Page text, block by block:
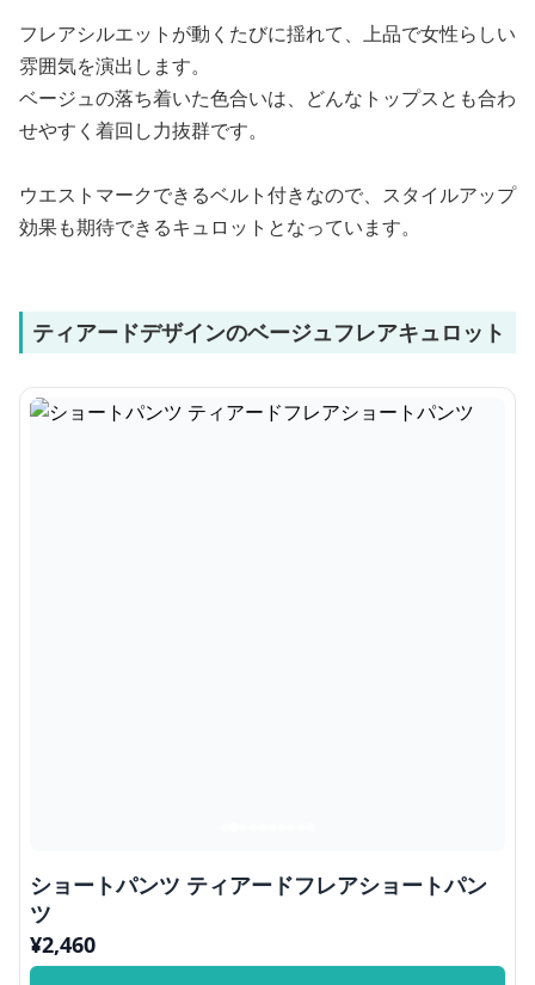
フレアシルエットが動くたびに揺れて、上品で女性らしい
雰囲気を演出します。
ベージュの落ち着いた色合いは、どんなトップスとも合わ
せやすく着回し力抜群です。
ウエストマークできるベルト付きなので、スタイルアップ
効果も期待できるキュロットとなっています。
ティアードデザインのベージュフレアキュロット
ショートパンツ ティアードフレアショートパン
ツ
¥2,460